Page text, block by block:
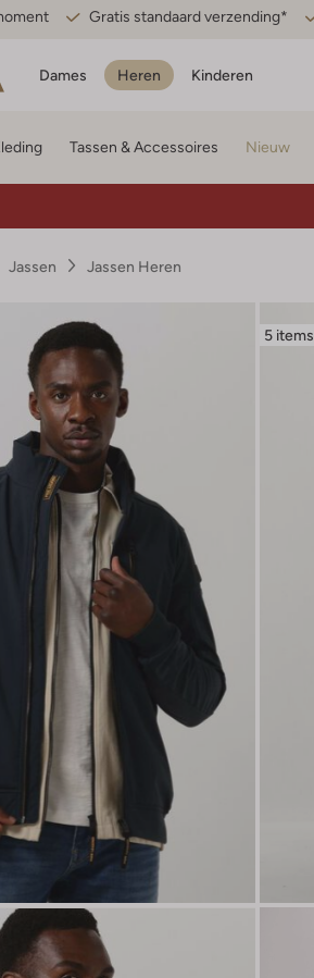
Gratis standaard verzending*
Dames Heren Kinderen
Tassen & Accessoires Nieuw
Jassen Jassen Heren
5 items